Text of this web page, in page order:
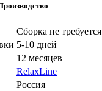
Сборка не требуется
5-10 дней
12 месяцев
RelaxLine
Россия